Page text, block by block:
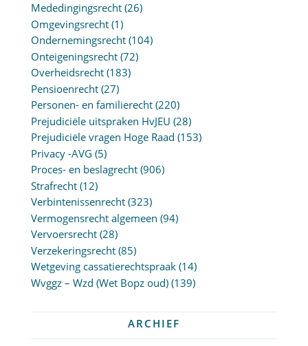
Mededingingsrecht(26)
Omgevingsrecht(1)
Ondernemingsrecht(104)
Onteigeningsrecht(72)
Overheidsrecht(183)
Pensioenrecht(27)
Personen- en familierecht(220)
Prejudiciële uitspraken HvJEU (28)
Prejudiciële vragen Hoge Raad (153)
Privacy -AVG (5)
Proces- en beslagrecht(906)
Strafrecht(12)
Verbintenissenrecht(323)
Vermogensrecht algemeen (94)
Vervoersrecht(28)
Verzekeringsrecht(85)
Wetgeving cassatierechtspraak(14)
Wvggz – Wzd (Wet Bopz oud)(139)
ARCHIEF